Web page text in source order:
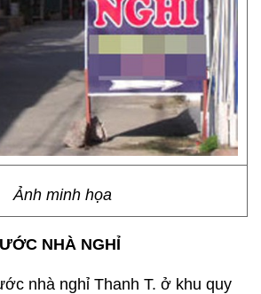
Ảnh minh họa
NHÀ NGHỈ
nhà nghỉ Thanh T. ở khu quy